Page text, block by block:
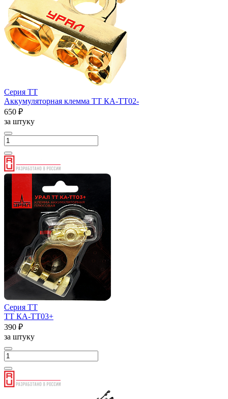
Серия ТТ
Аккумуляторная клемма ТТ КА-ТТ02-
650 ₽
за штуку
Серия ТТ
ТТ КА-ТТ03+
390 ₽
за штуку